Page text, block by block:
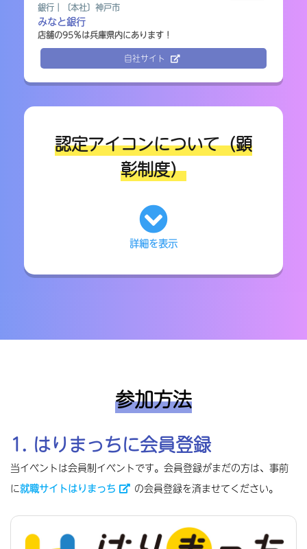
建設・不動産｜〔本社〕神戸市
駐車場・賃貸｜〔本社〕神戸市
9割が兵庫県出身！神戸勤務で転勤なし
挑戦する若手が主役になれる会社！
自社サイト
病院運営｜〔本社〕姫路市
動物を救うチームの一員として働ける
銀行｜〔本社〕神戸市
みなと銀行
店舗の95％は兵庫県内にあります！
自社サイト
認定アイコンについて（顕
彰制度）
ザ企業）
兵庫県 ひょうご・こうべ女性活躍推進企業(ミモザ企業）
くるみんマーク
「子育てサポート企業」として、厚生労働大臣
詳細を表示
参加方法
1. はりまっちに会員登録
当イベントは会員制イベントです。会員登録がまだの方は、事前
に就職サイトはりまっち の会員登録を済ませてください。